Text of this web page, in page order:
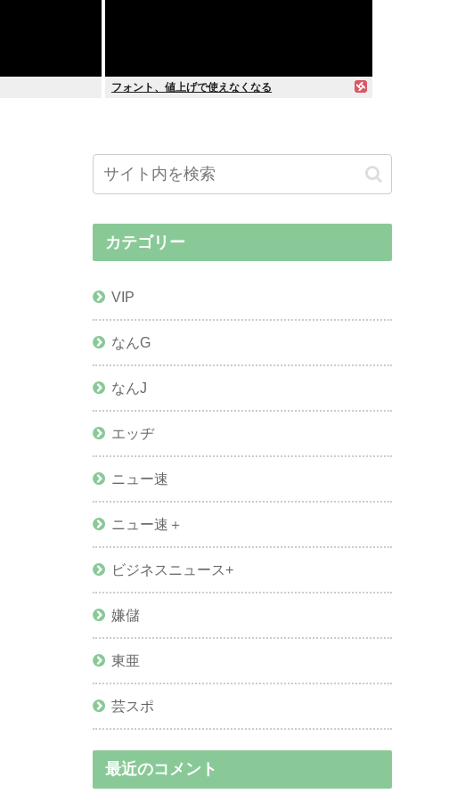
フォント、値上げで使えなくなる
カテゴリー
VIP
なんG
なんJ
エッヂ
ニュー速
ニュー速＋
ビジネスニュース+
嫌儲
東亜
芸スポ
最近のコメント